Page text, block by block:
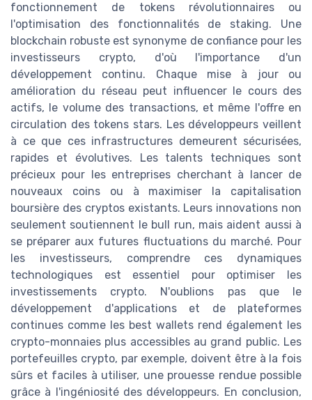
fonctionnement de tokens révolutionnaires ou
l'optimisation des fonctionnalités de staking. Une
blockchain robuste est synonyme de confiance pour les
investisseurs crypto, d'où l'importance d'un
développement continu. Chaque mise à jour ou
amélioration du réseau peut influencer le cours des
actifs, le volume des transactions, et même l'offre en
circulation des tokens stars. Les développeurs veillent
à ce que ces infrastructures demeurent sécurisées,
rapides et évolutives. Les talents techniques sont
précieux pour les entreprises cherchant à lancer de
nouveaux coins ou à maximiser la capitalisation
boursière des cryptos existants. Leurs innovations non
seulement soutiennent le bull run, mais aident aussi à
se préparer aux futures fluctuations du marché. Pour
les investisseurs, comprendre ces dynamiques
technologiques est essentiel pour optimiser les
investissements crypto. N'oublions pas que le
développement d'applications et de plateformes
continues comme les best wallets rend également les
crypto-monnaies plus accessibles au grand public. Les
portefeuilles crypto, par exemple, doivent être à la fois
sûrs et faciles à utiliser, une prouesse rendue possible
grâce à l'ingéniosité des développeurs. En conclusion,